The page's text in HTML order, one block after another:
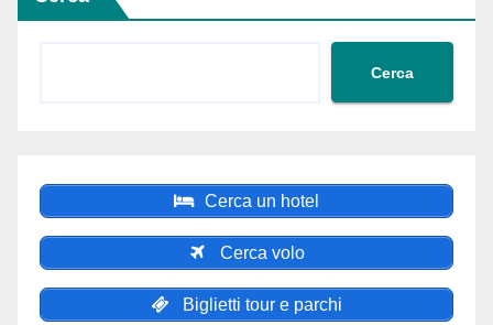
Cerca
Cerca un hotel
Cerca volo
Biglietti tour e parchi